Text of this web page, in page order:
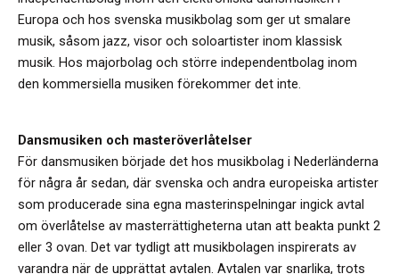
Europa och hos svenska musikbolag som ger ut smalare
musik, såsom jazz, visor och soloartister inom klassisk
musik. Hos majorbolag och större independentbolag inom
den kommersiella musiken förekommer det inte.
Dansmusiken och masteröverlåtelser
För dansmusiken började det hos musikbolag i Nederländerna
för några år sedan, där svenska och andra europeiska artister
som producerade sina egna masterinspelningar ingick avtal
om överlåtelse av masterrättigheterna utan att beakta punkt 2
eller 3 ovan. Det var tydligt att musikbolagen inspirerats av
varandra när de upprättat avtalen. Avtalen var snarlika, trots